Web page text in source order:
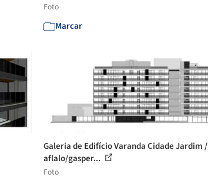
Foto
Marcar
Galeria de Edifício Varanda Cidade Jardim /
aflalo/gasper...
Foto